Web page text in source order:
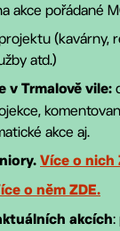
akce pořádané
(kavárny,
atd.)
v Trmalově vile:
akce aj.
Více o nich
o něm ZDE.
akcích: